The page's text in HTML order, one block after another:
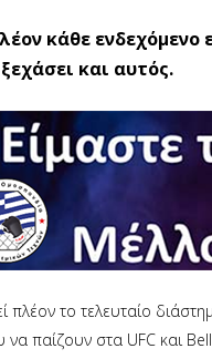
κάθε
και αυτός.
το τελευταίο
να παίζουν στα UFC και